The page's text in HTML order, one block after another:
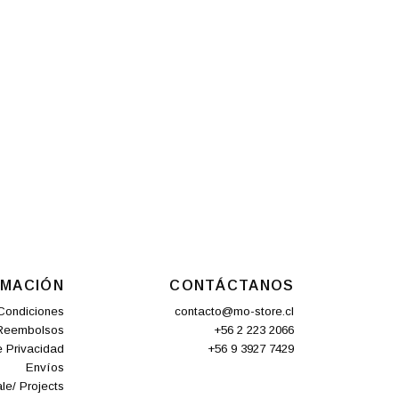
Privacidad
Envíos
Projects
CONTÁCTANOS
contacto@mo-store.cl
+56 2 223 2066
+56 9 3927 7429